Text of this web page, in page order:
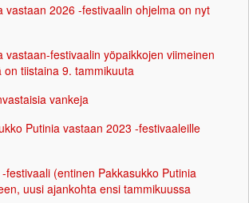
vastaan 2026 -festivaalin ohjelma on nyt
vastaan-festivaalin yöpaikkojen viimeinen
tiistaina 9. tammikuuta
vankeja
Putinia vastaan 2023 -festivaaleille
festivaali (entinen Pakkasukko Putinia
uusi ajankohta ensi tammikuussa